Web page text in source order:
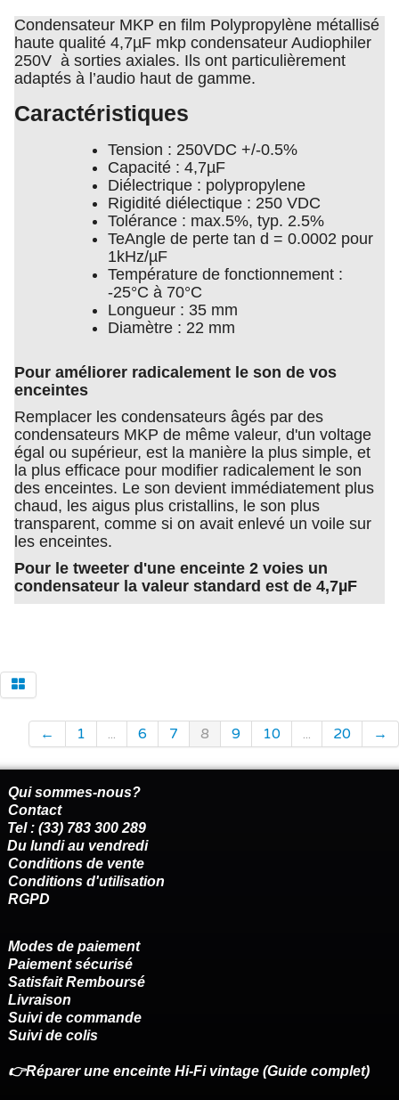
Condensateur MKP en film Polypropylène métallisé
haute qualité 4,7µF mkp condensateur Audiophiler
250V à sorties axiales. Ils ont particulièrement
adaptés à l’audio haut de gamme.
Caractéristiques
Tension : 250VDC +/-0.5%
Capacité : 4,7µF
Diélectrique : polypropylene
Rigidité diélectique : 250 VDC
Tolérance : max.5%, typ. 2.5%
TeAngle de perte tan d = 0.0002 pour
1kHz/µF
Température de fonctionnement :
-25°C à 70°C
Longueur : 35 mm
Diamètre : 22 mm
Pour améliorer radicalement le son de vos
enceintes
Remplacer les condensateurs âgés par des
condensateurs MKP de même valeur, d'un voltage
égal ou supérieur, est la manière la plus simple, et
la plus efficace pour modifier radicalement le son
des enceintes. Le son devient immédiatement plus
chaud, les aigus plus cristallins, le son plus
transparent, comme si on avait enlevé un voile sur
les enceintes.
Pour le tweeter d'une enceinte 2 voies un
condensateur la valeur standard est de 4,7µF
← 1 ... 6 7 8 9 10 ... 20 →
Qui sommes-nous?
Contact
Tel : (33) 783 300 289
Du lundi au vendredi
Conditions de vente
Conditions d'utilisation
RGPD
Modes de paiement
Paiement sécurisé
Satisfait Remboursé
Livraison
Suivi de commande
Suivi de colis
👉Réparer une enceinte Hi-Fi vintage (Guide complet)